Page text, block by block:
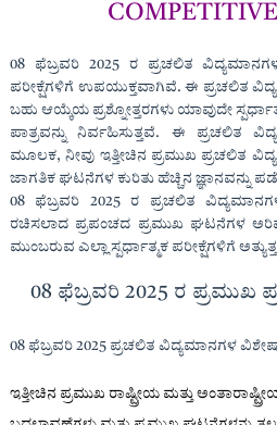
08 ಫೆಬ್ರವರಿ 2025
ರ ಪ್ರಚಲಿತ
ಪರೀಕ್ಷೆಗಳಿಗೆ ಉಪಯುಕ್ತವಾಗಿವೆ. ಈ ಪ್ರಚಲಿತ
ಬಹು ಆಯ್ಕೆಯ ಪ್ರಶ್ನೋತ್ತರಗಳು ಯಾವುದೇ
ಪಾತ್ರವನ್ನು ನಿರ್ವಹಿಸುತ್ತವೆ. ಈ ಪ್ರಚಲಿತ
ಮೂಲಕ, ನೀವು ಇತ್ತೀಚಿನ ಪ್ರಮುಖ ಪ್ರಚಲಿತ
ಜಾಗತಿಕ ಘಟನೆಗಳ ಕುರಿತು ಹೆಚ್ಚಿನ ಜ್ಞಾನವನ್ನು
08 ಫೆಬ್ರವರಿ 2025ರ ಪ್ರಚಲಿತ
ರಚಿಸಲಾದ ಪ್ರಪಂಚದ ಪ್ರಮುಖ ಘಟನೆಗಳ
ಮುಂಬರುವ ಎಲ್ಲಾ ಸ್ಪರ್ಧಾತ್ಮಕ ಪರೀಕ್ಷೆಗಳಿಗೆ
08 ಫೆಬ್ರವರಿ 2025 ರ ಪ್ರಮುಖ
08 ಫೆಬ್ರವರಿ 2025 ಪ್ರಚಲಿತ ವಿದ್ಯಮಾನಗಳ
ಇತ್ತೀಚಿನ ಪ್ರಮುಖ ರಾಷ್ಟ್ರೀಯ ಮತ್ತು